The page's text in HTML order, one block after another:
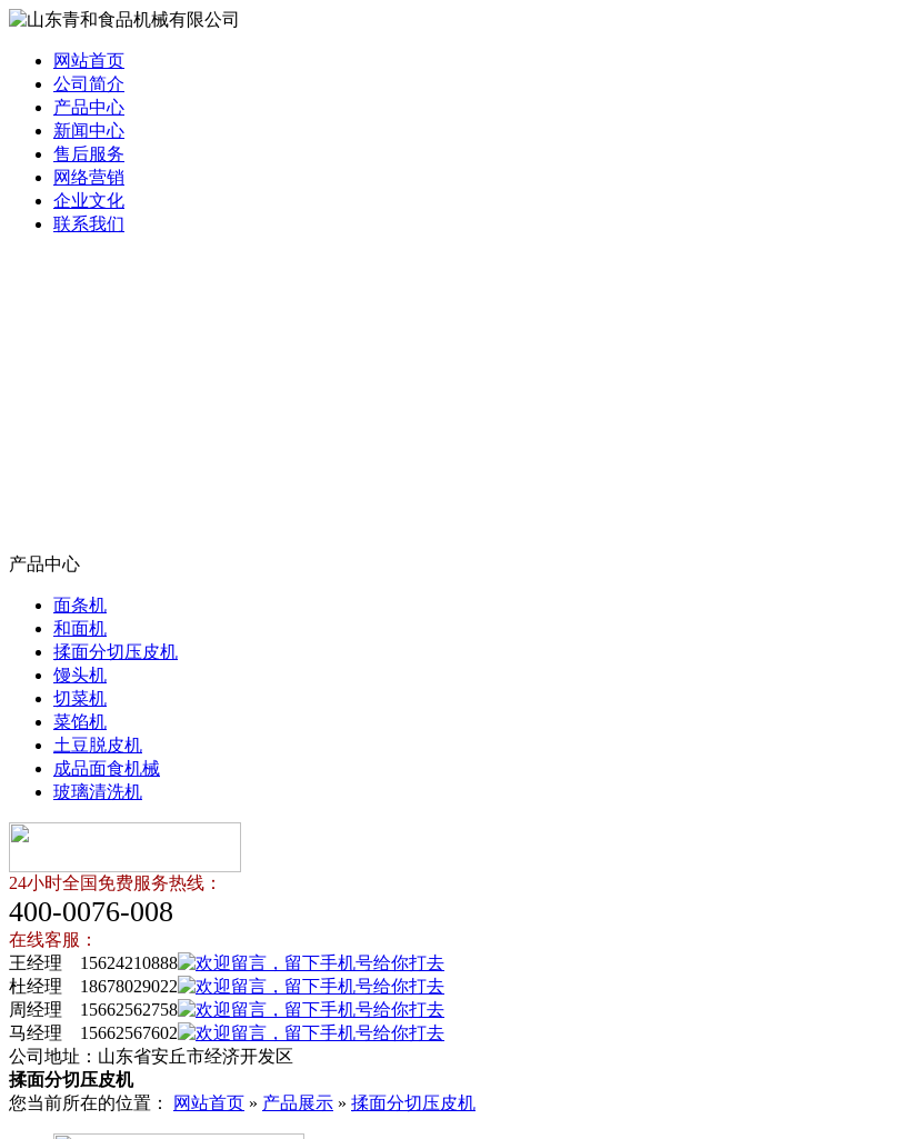
网站首页
公司简介
产品中心
新闻中心
售后服务
网络营销
企业文化
联系我们
产品中心
面条机
和面机
揉面分切压皮机
馒头机
切菜机
菜馅机
土豆脱皮机
成品面食机械
玻璃清洗机
24小时全国免费服务热线：
400-0076-008
在线客服：
王经理 15624210888
杜经理 18678029022
周经理 15662562758
马经理 15662567602
公司地址：山东省安丘市经济开发区
揉面分切压皮机
您当前所在的位置：
网站首页 » 产品展示 » 揉面分切压皮机